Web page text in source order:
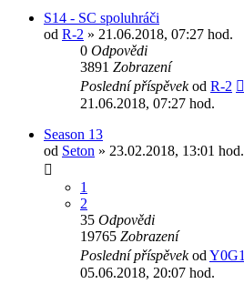
S14 - SC spoluhráči
od R-2 » 21.06.2018, 07:27 hod.
0 Odpovědi
3891 Zobrazení
Poslední příspěvekod R-2
21.06.2018, 07:27 hod.
Season 13
od Seton » 23.02.2018, 13:01 hod.
1
2
35 Odpovědi
19765 Zobrazení
Poslední příspěvekod Y0G1
05.06.2018, 20:07 hod.